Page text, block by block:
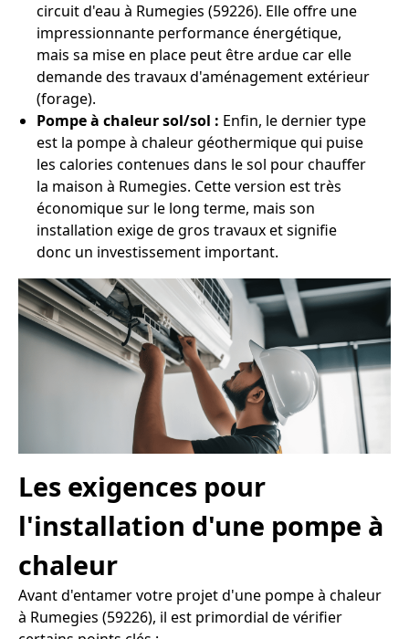
circuit d'eau à Rumegies (59226). Elle offre une
impressionnante performance énergétique,
mais sa mise en place peut être ardue car elle
demande des travaux d'aménagement extérieur
(forage).
Pompe à chaleur sol/sol : Enfin, le dernier type
est la pompe à chaleur géothermique qui puise
les calories contenues dans le sol pour chauffer
la maison à Rumegies. Cette version est très
économique sur le long terme, mais son
installation exige de gros travaux et signifie
donc un investissement important.
Les exigences pour
l'installation d'une pompe à
chaleur
Avant d'entamer votre projet d'une pompe à chaleur
à Rumegies (59226), il est primordial de vérifier